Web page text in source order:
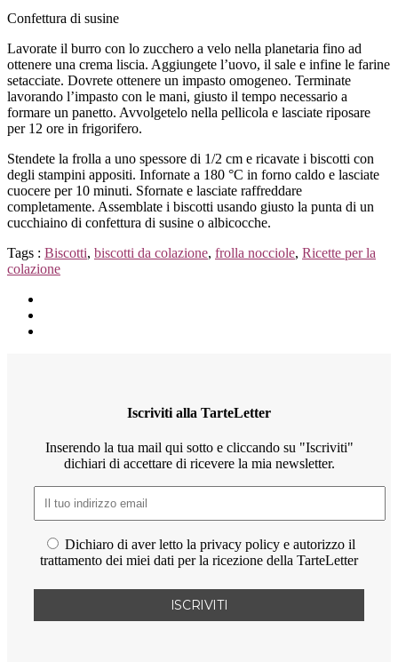
Confettura di susine
Lavorate il burro con lo zucchero a velo nella planetaria fino ad
ottenere una crema liscia. Aggiungete l’uovo, il sale e infine le farine
setacciate. Dovrete ottenere un impasto omogeneo. Terminate
lavorando l’impasto con le mani, giusto il tempo necessario a
formare un panetto. Avvolgetelo nella pellicola e lasciate riposare
per 12 ore in frigorifero.
Stendete la frolla a uno spessore di 1/2 cm e ricavate i biscotti con
degli stampini appositi. Infornate a 180 °C in forno caldo e lasciate
cuocere per 10 minuti. Sfornate e lasciate raffreddare
completamente. Assemblate i biscotti usando giusto la punta di un
cucchiaino di confettura di susine o albicocche.
Tags : Biscotti, biscotti da colazione, frolla nocciole, Ricette per la
colazione
Iscriviti alla TarteLetter
Inserendo la tua mail qui sotto e cliccando su "Iscriviti"
dichiari di accettare di ricevere la mia newsletter.
Dichiaro di aver letto la privacy policy e autorizzo il
trattamento dei miei dati per la ricezione della TarteLetter